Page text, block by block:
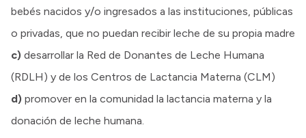
bebés nacidos y/o ingresados a las instituciones, públicas
o privadas, que no puedan recibir leche de su propia madre
c) desarrollar la Red de Donantes de Leche Humana
(RDLH) y de los Centros de Lactancia Materna (CLM)
d) promover en la comunidad la lactancia materna y la
donación de leche humana.